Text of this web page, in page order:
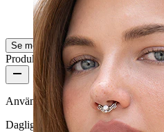
AI-översatt
Se mer
Produktkvalitet
Användningsfrekvens
Daglig användning